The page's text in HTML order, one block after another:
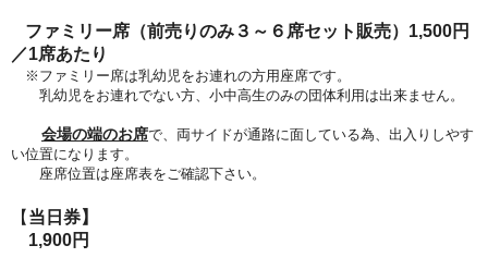
ファミリー席（前売りのみ３～６席セット販売）1,500円
／1席あたり
※ファミリー席は乳幼児をお連れの方用座席です。
乳幼児をお連れでない方、小中高生のみの団体利用は出来ません。
会場の端のお席で、両サイドが通路に面している為、出入りしやす
い位置になります。
座席位置は座席表をご確認下さい。
【 当日券】
1,900円